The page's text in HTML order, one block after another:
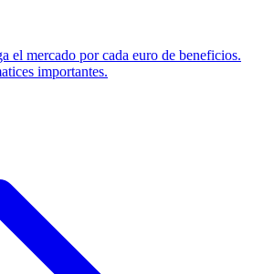
el mercado por cada euro de beneficios.
importantes.